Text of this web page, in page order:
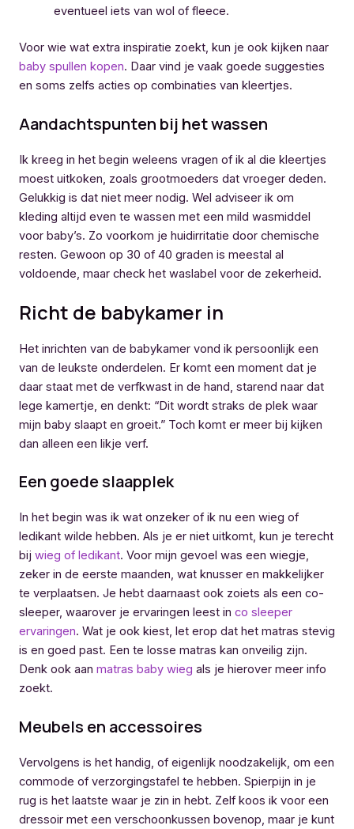
eventueel iets van wol of fleece.
Voor wie wat extra inspiratie zoekt, kun je ook kijken naar
baby spullen kopen. Daar vind je vaak goede suggesties
en soms zelfs acties op combinaties van kleertjes.
Aandachtspunten bij het wassen
Ik kreeg in het begin weleens vragen of ik al die kleertjes
moest uitkoken, zoals grootmoeders dat vroeger deden.
Gelukkig is dat niet meer nodig. Wel adviseer ik om
kleding altijd even te wassen met een mild wasmiddel
voor baby’s. Zo voorkom je huidirritatie door chemische
resten. Gewoon op 30 of 40 graden is meestal al
voldoende, maar check het waslabel voor de zekerheid.
Richt de babykamer in
Het inrichten van de babykamer vond ik persoonlijk een
van de leukste onderdelen. Er komt een moment dat je
daar staat met de verfkwast in de hand, starend naar dat
lege kamertje, en denkt: “Dit wordt straks de plek waar
mijn baby slaapt en groeit.” Toch komt er meer bij kijken
dan alleen een likje verf.
Een goede slaapplek
In het begin was ik wat onzeker of ik nu een wieg of
ledikant wilde hebben. Als je er niet uitkomt, kun je terecht
bij wieg of ledikant. Voor mijn gevoel was een wiegje,
zeker in de eerste maanden, wat knusser en makkelijker
te verplaatsen. Je hebt daarnaast ook zoiets als een co-
sleeper, waarover je ervaringen leest in co sleeper
ervaringen. Wat je ook kiest, let erop dat het matras stevig
is en goed past. Een te losse matras kan onveilig zijn.
Denk ook aan matras baby wieg als je hierover meer info
zoekt.
Meubels en accessoires
Vervolgens is het handig, of eigenlijk noodzakelijk, om een
commode of verzorgingstafel te hebben. Spierpijn in je
rug is het laatste waar je zin in hebt. Zelf koos ik voor een
dressoir met een verschoonkussen bovenop, maar je kunt